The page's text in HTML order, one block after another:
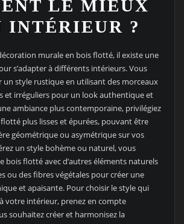
LE MIEUX
INTÉRIEUR ?
murale en bois flotté, il existe une
s’adapter à différents intérieurs. Vous
style rustique en utilisant des morceaux
et irréguliers pour un look authentique et
ambiance plus contemporaine, privilégiez
plus lisses et épurées, pouvant être
géométrique ou asymétrique sur vos
un style bohème ou naturel, vous
bois flotté avec d’autres éléments naturels
ou des fibres végétales pour créer une
et apaisante. Pour choisir le style qui
votre intérieur, prenez en compte
souhaitez créer et harmonisez la